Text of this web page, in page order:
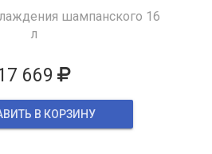
шампанского 16
л
669
В КОРЗИНУ